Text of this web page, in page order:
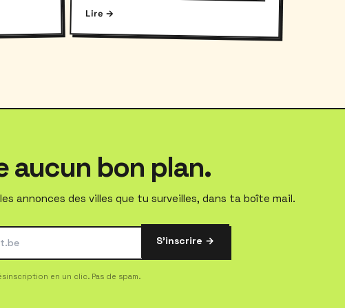
impact écologique.
Lire →
aucun bon plan.
annonces des villes que tu surveilles, dans ta boîte mail.
S'inscrire →
en un clic. Pas de spam.